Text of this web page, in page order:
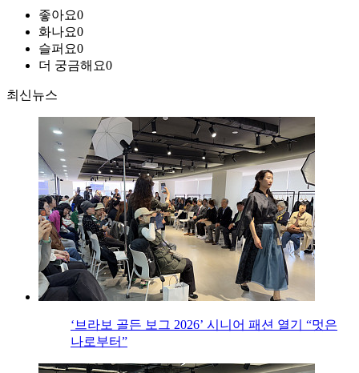
좋아요0
화나요0
슬퍼요0
더 궁금해요0
최신뉴스
‘브라보 골든 보그 2026’ 시니어 패션 열기 “멋은
나로부터”